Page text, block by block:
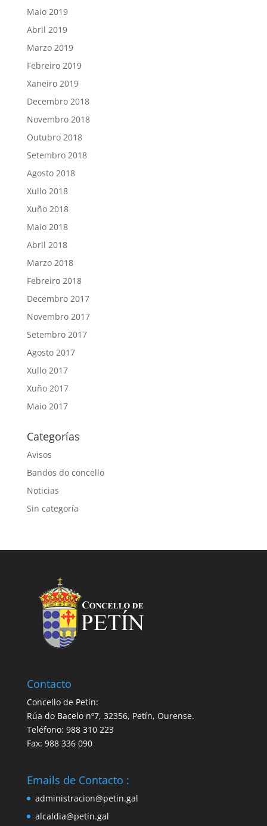
Maio 2019
Abril 2019
Marzo 2019
Febreiro 2019
Xaneiro 2019
Decembro 2018
Novembro 2018
Outubro 2018
Setembro 2018
Agosto 2018
Xullo 2018
Xuño 2018
Maio 2018
Abril 2018
Marzo 2018
Febreiro 2018
Decembro 2017
Novembro 2017
Setembro 2017
Agosto 2017
Xullo 2017
Xuño 2017
Maio 2017
Categorías
Avisos
Bandos do concello
Noticias
Sin categoría
Contacto
Concello de Petín:
Rúa do Bacelo nº7, 32356, Petín, Ourense.
Teléfono: 988 310 223
Fax: 988 336 090
Emails de Contacto :
administracion@petin.gal
alcaldia@petin.gal